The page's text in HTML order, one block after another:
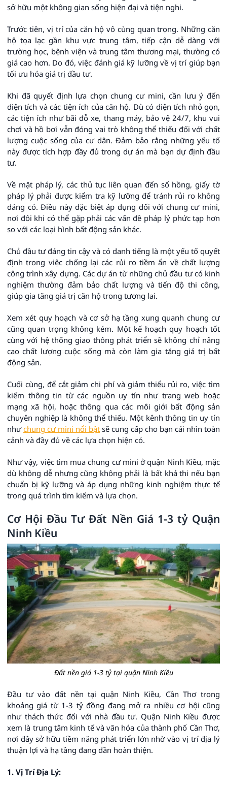
sở hữu một không gian sống hiện đại và tiện nghi.
Trước tiên, vị trí của căn hộ vô cùng quan trọng. Những căn
hộ tọa lạc gần khu vực trung tâm, tiếp cận dễ dàng với
trường học, bệnh viện và trung tâm thương mại, thường có
giá cao hơn. Do đó, việc đánh giá kỹ lưỡng về vị trí giúp bạn
tối ưu hóa giá trị đầu tư.
Khi đã quyết định lựa chọn chung cư mini, cần lưu ý đến
diện tích và các tiện ích của căn hộ. Dù có diện tích nhỏ gọn,
các tiện ích như bãi đỗ xe, thang máy, bảo vệ 24/7, khu vui
chơi và hồ bơi vẫn đóng vai trò không thể thiếu đối với chất
lượng cuộc sống của cư dân. Đảm bảo rằng những yếu tố
này được tích hợp đầy đủ trong dự án mà bạn dự định đầu
tư.
Về mặt pháp lý, các thủ tục liên quan đến sổ hồng, giấy tờ
pháp lý phải được kiểm tra kỹ lưỡng để tránh rủi ro không
đáng có. Điều này đặc biệt áp dụng đối với chung cư mini,
nơi đôi khi có thể gặp phải các vấn đề pháp lý phức tạp hơn
so với các loại hình bất động sản khác.
Chủ đầu tư đáng tin cậy và có danh tiếng là một yếu tố quyết
định trong việc chống lại các rủi ro tiềm ẩn về chất lượng
công trình xây dựng. Các dự án từ những chủ đầu tư có kinh
nghiệm thường đảm bảo chất lượng và tiến độ thi công,
giúp gia tăng giá trị căn hộ trong tương lai.
Xem xét quy hoạch và cơ sở hạ tầng xung quanh chung cư
cũng quan trọng không kém. Một kế hoạch quy hoạch tốt
cùng với hệ thống giao thông phát triển sẽ không chỉ nâng
cao chất lượng cuộc sống mà còn làm gia tăng giá trị bất
động sản.
Cuối cùng, để cắt giảm chi phí và giảm thiểu rủi ro, việc tìm
kiếm thông tin từ các nguồn uy tín như trang web hoặc
mạng xã hội, hoặc thông qua các môi giới bất động sản
chuyên nghiệp là không thể thiếu. Một kênh thông tin uy tín
nhưchung cư mini nổi bật sẽ cung cấp cho bạn cái nhìn toàn
cảnh và đầy đủ về các lựa chọn hiện có.
Như vậy, việc tìm mua chung cư mini ở quận Ninh Kiều, mặc
dù không dễ nhưng cũng không phải là bất khả thi nếu bạn
chuẩn bị kỹ lưỡng và áp dụng những kinh nghiệm thực tế
trong quá trình tìm kiếm và lựa chọn.
Cơ Hội Đầu Tư Đất Nền Giá 1-3 tỷ Quận
Ninh Kiều
Đất nền giá 1-3 tỷ tại quận Ninh Kiều
Đầu tư vào đất nền tại quận Ninh Kiều, Cần Thơ trong
khoảng giá từ 1-3 tỷ đồng đang mở ra nhiều cơ hội cũng
như thách thức đối với nhà đầu tư. Quận Ninh Kiều được
xem là trung tâm kinh tế và văn hóa của thành phố Cần Thơ,
nơi đây sở hữu tiềm năng phát triển lớn nhờ vào vị trí địa lý
thuận lợi và hạ tầng đang dần hoàn thiện.
1. Vị Trí Địa Lý: